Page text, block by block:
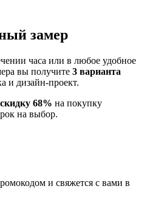
замер
часа или в любое удобное
вы получите 3 варианта
и дизайн-проект.
скидку 68% на покупку
на выбор.
и свяжется с вами в